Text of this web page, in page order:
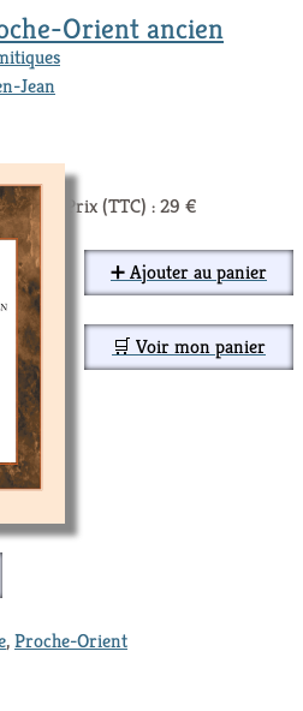
Orient ancien
Jean
Prix (TTC) : 29 €
➕ Ajouter au panier
🛒 Voir mon panier
,Proche-Orient